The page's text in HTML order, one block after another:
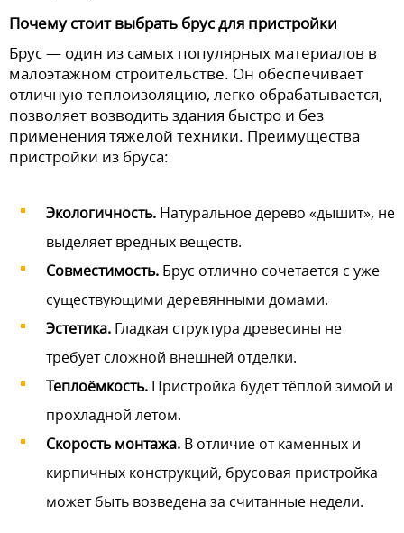
Почему стоит выбрать брус для пристройки
Брус — один из самых популярных материалов в
малоэтажном строительстве. Он обеспечивает
отличную теплоизоляцию, легко обрабатывается,
позволяет возводить здания быстро и без
применения тяжелой техники. Преимущества
пристройки из бруса:
Экологичность. Натуральное дерево «дышит», не
выделяет вредных веществ.
Совместимость. Брус отлично сочетается с уже
существующими деревянными домами.
Эстетика. Гладкая структура древесины не
требует сложной внешней отделки.
Теплоёмкость. Пристройка будет тёплой зимой и
прохладной летом.
Скорость монтажа. В отличие от каменных и
кирпичных конструкций, брусовая пристройка
может быть возведена за считанные недели.